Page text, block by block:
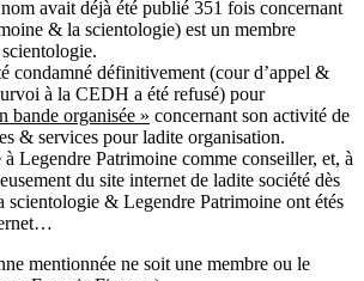
avait déjà été publié 351 fois concernant
& la scientologie) est un membre
condamné définitivement (cour d’appel &
à la CEDH a été refusé) pour
bande organisée » concernant son activité de
& services pour ladite organisation.
Legendre Patrimoine comme conseiller, et, à
du site internet de ladite société dès
scientologie & Legendre Patrimoine ont étés
mentionnée ne soit une membre ou le